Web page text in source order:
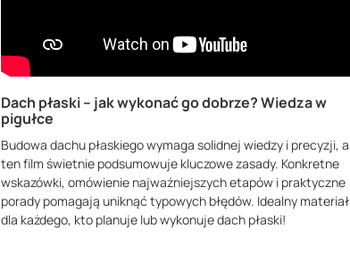
Dach płaski – jak wykonać go dobrze? Wiedza w
pigułce
Budowa dachu płaskiego wymaga solidnej wiedzy i precyzji, a
ten film świetnie podsumowuje kluczowe zasady. Konkretne
wskazówki, omówienie najważniejszych etapów i praktyczne
porady pomagają uniknąć typowych błędów. Idealny materiał
dla każdego, kto planuje lub wykonuje dach płaski!